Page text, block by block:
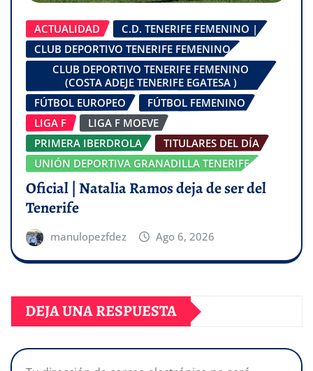
ACTUALIDAD
C.D. TENERIFE FEMENINO |
CLUB DEPORTIVO TENERIFE FEMENINO
CLUB DEPORTIVO TENERIFE FEMENINO
(COSTA ADEJE TENERIFE EGATESA )
FÚTBOL EUROPEO
FÚTBOL FEMENINO
LIGA F
LIGA F MOEVE
PRIMERA IBERDROLA
TITULARES DEL DÍA
UNIÓN DEPORTIVA GRANADILLA TENERIFE
Oficial | Natalia Ramos deja de ser del
Tenerife
manulopezfdez Ago 6, 2026
DEJA UNA RESPUESTA